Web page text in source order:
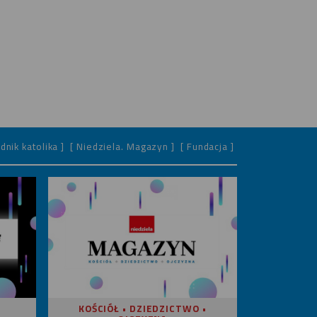
katolika ] [ Niedziela. Magazyn ] [ Fundacja ]
KOŚCIÓŁ • DZIEDZICTWO •